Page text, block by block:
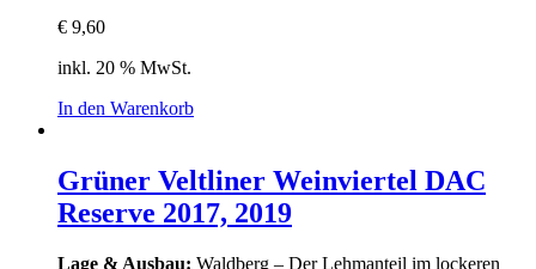
€ 9,60
inkl. 20 % MwSt.
In den Warenkorb
Grüner Veltliner Weinviertel DAC
Reserve 2017, 2019
Lage & Ausbau: Waldberg – Der Lehmanteil im lockeren